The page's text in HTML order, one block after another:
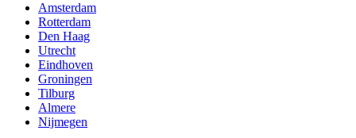
Amsterdam
Rotterdam
Den Haag
Utrecht
Eindhoven
Groningen
Tilburg
Almere
Nijmegen